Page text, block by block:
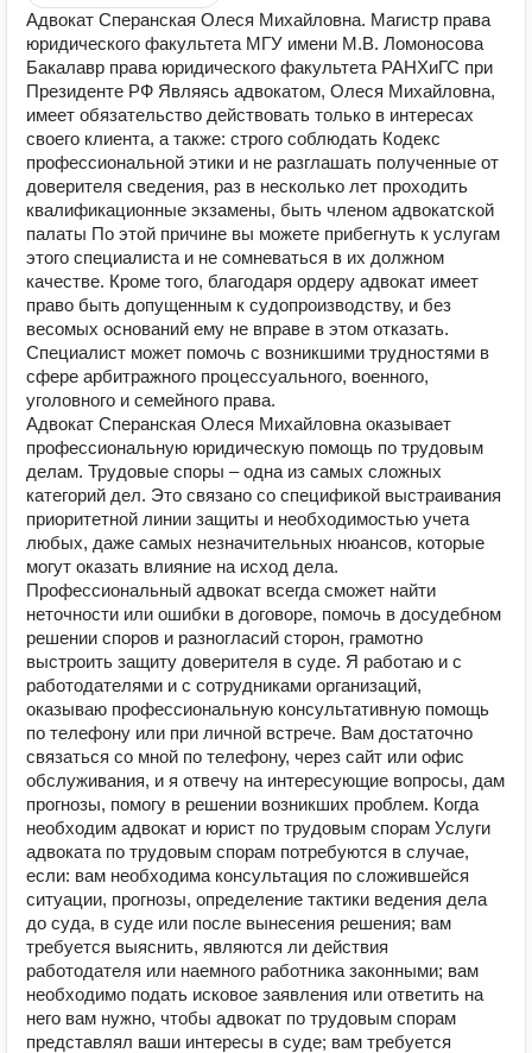
Адвокат Сперанская Олеся Михайловна. Магистр права
юридического факультета МГУ имени М.В. Ломоносова
Бакалавр права юридического факультета РАНХиГС при
Президенте РФ Являясь адвокатом, Олеся Михайловна,
имеет обязательство действовать только в интересах
своего клиента, а также: строго соблюдать Кодекс
профессиональной этики и не разглашать полученные от
доверителя сведения, раз в несколько лет проходить
квалификационные экзамены, быть членом адвокатской
палаты По этой причине вы можете прибегнуть к услугам
этого специалиста и не сомневаться в их должном
качестве. Кроме того, благодаря ордеру адвокат имеет
право быть допущенным к судопроизводству, и без
весомых оснований ему не вправе в этом отказать.
Специалист может помочь с возникшими трудностями в
сфере арбитражного процессуального, военного,
уголовного и семейного права.
Адвокат Сперанская Олеся Михайловна оказывает
профессиональную юридическую помощь по трудовым
делам. Трудовые споры – одна из самых сложных
категорий дел. Это связано со спецификой выстраивания
приоритетной линии защиты и необходимостью учета
любых, даже самых незначительных нюансов, которые
могут оказать влияние на исход дела.
Профессиональный адвокат всегда сможет найти
неточности или ошибки в договоре, помочь в досудебном
решении споров и разногласий сторон, грамотно
выстроить защиту доверителя в суде. Я работаю и с
работодателями и с сотрудниками организаций,
оказываю профессиональную консультативную помощь
по телефону или при личной встрече. Вам достаточно
связаться со мной по телефону, через сайт или офис
обслуживания, и я отвечу на интересующие вопросы, дам
прогнозы, помогу в решении возникших проблем. Когда
необходим адвокат и юрист по трудовым спорам Услуги
адвоката по трудовым спорам потребуются в случае,
если: вам необходима консультация по сложившейся
ситуации, прогнозы, определение тактики ведения дела
до суда, в суде или после вынесения решения; вам
требуется выяснить, являются ли действия
работодателя или наемного работника законными; вам
необходимо подать исковое заявления или ответить на
него вам нужно, чтобы адвокат по трудовым спорам
представлял ваши интересы в суде; вам требуется